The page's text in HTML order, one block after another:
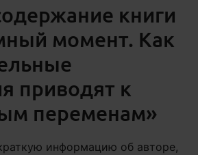
книги
момент. Как
приводят к
переменам»
информацию об авторе,